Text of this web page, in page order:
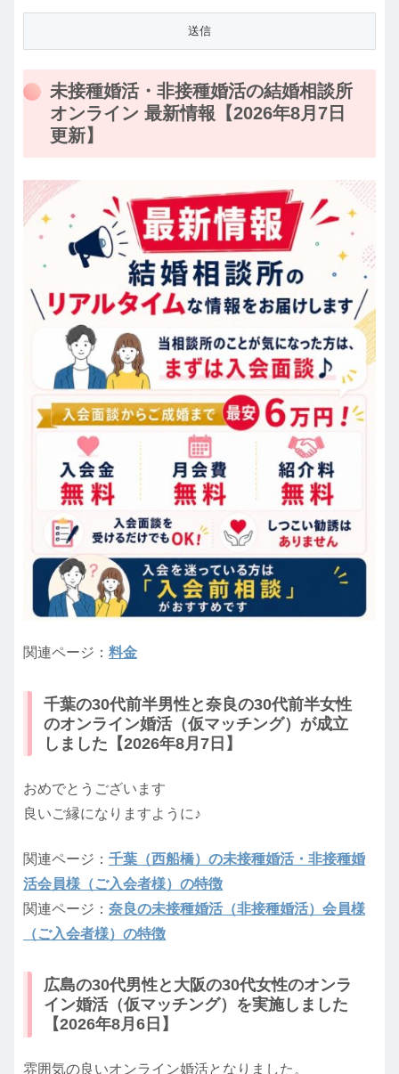
未接種婚活・非接種婚活の結婚相談所
オンライン 最新情報【2026年8月7日
更新】
関連ページ： 料金
千葉の30代前半男性と奈良の30代前半女性
のオンライン婚活（仮マッチング）が成立
しました【2026年8月7日】
おめでとうございます
良いご縁になりますように♪
関連ページ： 千葉（西船橋）の未接種婚活・非接種婚
活会員様（ご入会者様）の特徴
関連ページ： 奈良の未接種婚活（非接種婚活）会員様
（ご入会者様）の特徴
広島の30代男性と大阪の30代女性のオンラ
イン婚活（仮マッチング）を実施しました
【2026年8月6日】
雰囲気の良いオンライン婚活となりました。